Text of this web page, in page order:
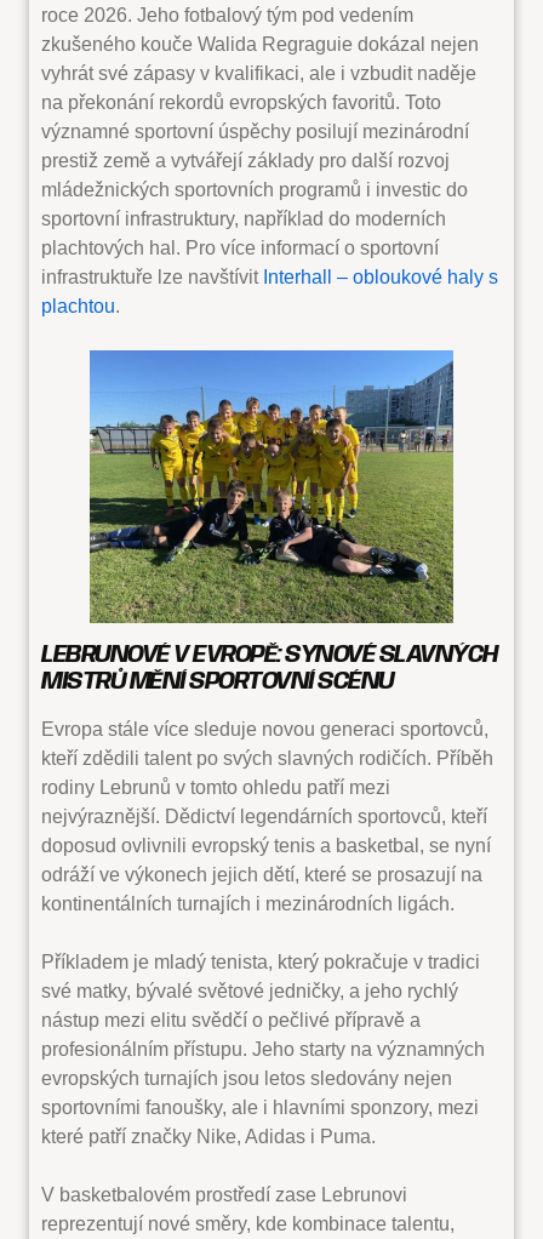
roce 2026. Jeho fotbalový tým pod vedením
zkušeného kouče Walida Regraguie dokázal nejen
vyhrát své zápasy v kvalifikaci, ale i vzbudit naděje
na překonání rekordů evropských favoritů. Toto
významné sportovní úspěchy posilují mezinárodní
prestiž země a vytvářejí základy pro další rozvoj
mládežnických sportovních programů i investic do
sportovní infrastruktury, například do moderních
plachtových hal. Pro více informací o sportovní
infrastruktuře lze navštívit Interhall – obloukové haly s
plachtou.
LEBRUNOVÉ V EVROPĚ: SYNOVÉ SLAVNÝCH
MISTRŮ MĚNÍ SPORTOVNÍ SCÉNU
Evropa stále více sleduje novou generaci sportovců,
kteří zdědili talent po svých slavných rodičích. Příběh
rodiny Lebrunů v tomto ohledu patří mezi
nejvýraznější. Dědictví legendárních sportovců, kteří
doposud ovlivnili evropský tenis a basketbal, se nyní
odráží ve výkonech jejich dětí, které se prosazují na
kontinentálních turnajích i mezinárodních ligách.
Příkladem je mladý tenista, který pokračuje v tradici
své matky, bývalé světové jedničky, a jeho rychlý
nástup mezi elitu svědčí o pečlivé přípravě a
profesionálním přístupu. Jeho starty na významných
evropských turnajích jsou letos sledovány nejen
sportovními fanoušky, ale i hlavními sponzory, mezi
které patří značky Nike, Adidas i Puma.
V basketbalovém prostředí zase Lebrunovi
reprezentují nové směry, kde kombinace talentu,